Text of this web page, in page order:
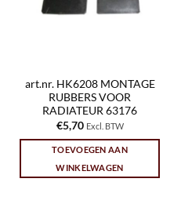
art.nr. HK6208 MONTAGE
RUBBERS VOOR
RADIATEUR 63176
€5,70 Excl. BTW
TOEVOEGEN AAN
WINKELWAGEN